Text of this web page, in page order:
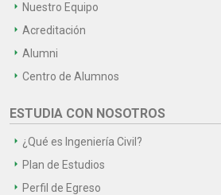
Nuestro Equipo
Acreditación
Alumni
Centro de Alumnos
ESTUDIA CON NOSOTROS
¿Qué es Ingeniería Civil?
Plan de Estudios
Perfil de Egreso